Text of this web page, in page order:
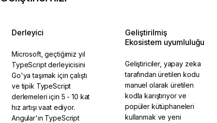
Derleyici
Microsoft, geçtiğimiz yıl
TypeScript derleyicisini
Go'ya taşımak için çalıştı
ve tipik TypeScript
derlemeleri için 5 - 10 kat
hız artışı vaat ediyor.
Angular'ın TypeScript
Geliştirilmiş
Ekosistem uyumluluğu
Geliştiriciler, yapay zeka
tarafından üretilen kodu
manuel olarak üretilen
kodla karıştırıyor ve
popüler kütüphaneleri
kullanmak ve yeni